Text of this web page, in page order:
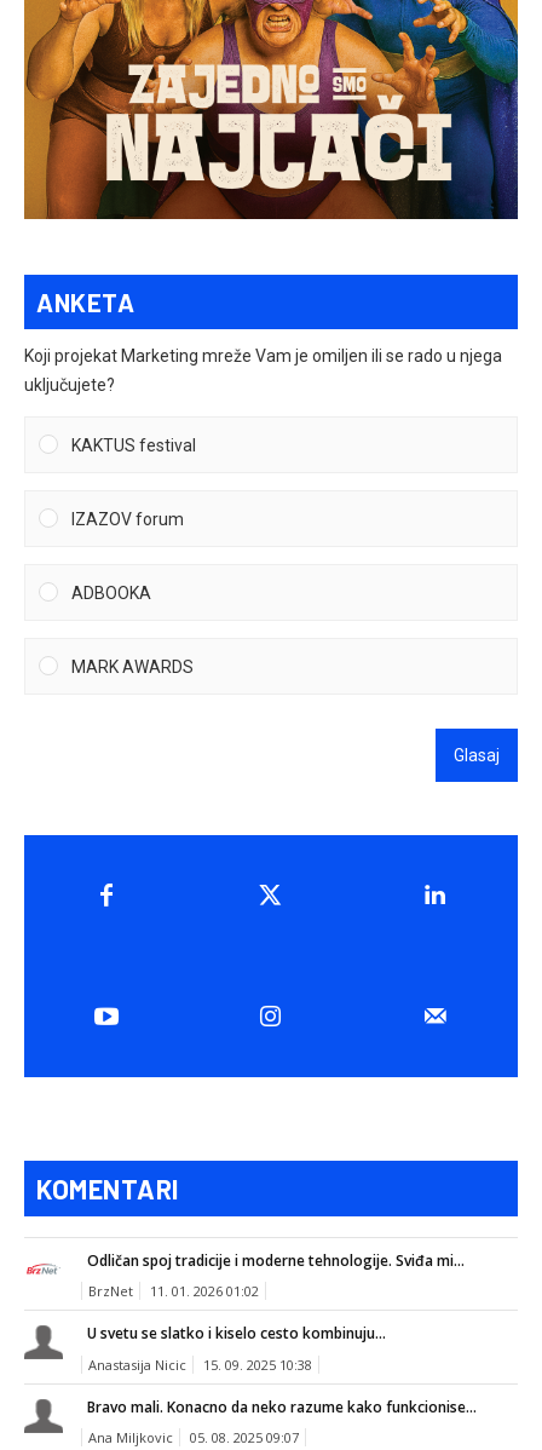
ANKETA
Koji projekat Marketing mreže Vam je omiljen ili se rado u njega
uključujete?
KAKTUS festival
IZAZOV forum
ADBOOKA
MARK AWARDS
Glasaj
KOMENTARI
Odličan spoj tradicije i moderne tehnologije. Sviđa mi...
BrzNet 11. 01. 2026 01:02
U svetu se slatko i kiselo cesto kombinuju...
Anastasija Nicic 15. 09. 2025 10:38
Bravo mali. Konacno da neko razume kako funkcionise...
Ana Miljkovic 05. 08. 2025 09:07